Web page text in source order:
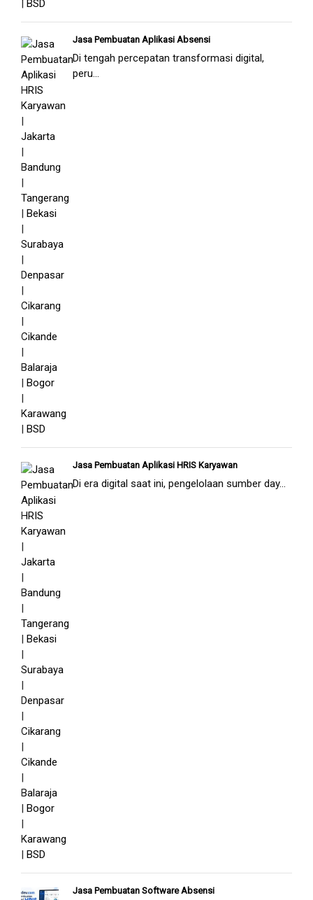
Jasa Pembuatan Aplikasi Absensi
Di tengah percepatan transformasi digital,
peru...
Jasa Pembuatan Aplikasi HRIS Karyawan
Di era digital saat ini, pengelolaan sumber day...
Jasa Pembuatan Software Absensi